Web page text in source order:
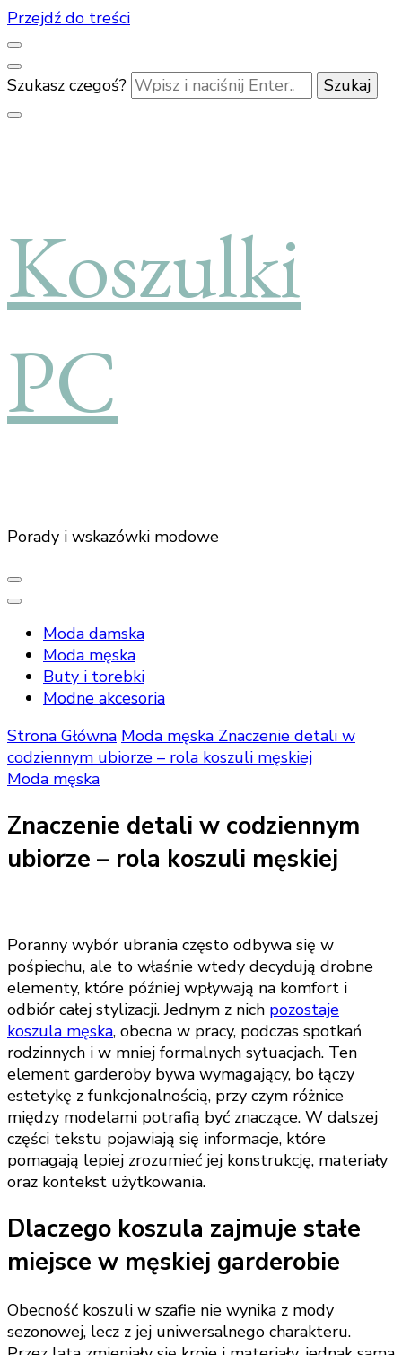
Przejdź do treści
Szukasz czegoś?
Koszulki
PC
Porady i wskazówki modowe
Moda damska
Moda męska
Buty i torebki
Modne akcesoria
Strona Główna Moda męska Znaczenie detali w
codziennym ubiorze – rola koszuli męskiej
Moda męska
Znaczenie detali w codziennym
ubiorze – rola koszuli męskiej
Poranny wybór ubrania często odbywa się w
pośpiechu, ale to właśnie wtedy decydują drobne
elementy, które później wpływają na komfort i
odbiór całej stylizacji. Jednym z nich pozostaje
koszula męska, obecna w pracy, podczas spotkań
rodzinnych i w mniej formalnych sytuacjach. Ten
element garderoby bywa wymagający, bo łączy
estetykę z funkcjonalnością, przy czym różnice
między modelami potrafią być znaczące. W dalszej
części tekstu pojawiają się informacje, które
pomagają lepiej zrozumieć jej konstrukcję, materiały
oraz kontekst użytkowania.
Dlaczego koszula zajmuje stałe
miejsce w męskiej garderobie
Obecność koszuli w szafie nie wynika z mody
sezonowej, lecz z jej uniwersalnego charakteru.